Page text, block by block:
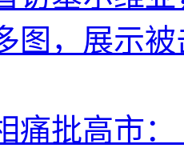
图，展示
痛批高市